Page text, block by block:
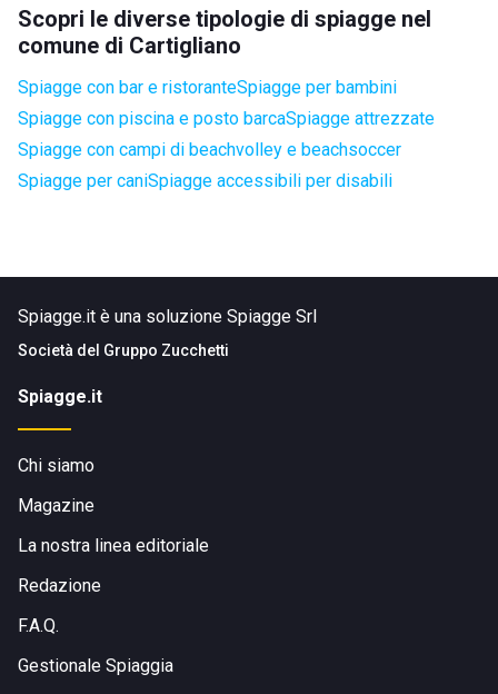
Scopri le diverse tipologie di spiagge nel
comune di Cartigliano
Spiagge con bar e ristoranteSpiagge per bambini
Spiagge con piscina e posto barcaSpiagge attrezzate
Spiagge con campi di beachvolley e beachsoccer
Spiagge per caniSpiagge accessibili per disabili
Spiagge.it è una soluzione Spiagge Srl
Società del Gruppo Zucchetti
Spiagge.it
Chi siamo
Magazine
La nostra linea editoriale
Redazione
F.A.Q.
Gestionale Spiaggia